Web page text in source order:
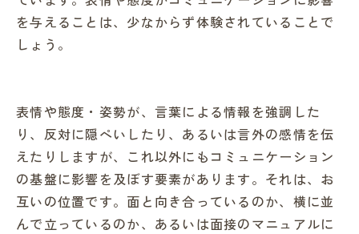
を与えることは、少なからず体験されていることで
しょう。
表情や態度・姿勢が、言葉による情報を強調した
り、反対に隠ぺいしたり、あるいは言外の感情を伝
えたりしますが、これ以外にもコミュニケーション
の基盤に影響を及ぼす要素があります。それは、お
互いの位置です。面と向き合っているのか、横に並
んで立っているのか、あるいは面接のマニュアルに